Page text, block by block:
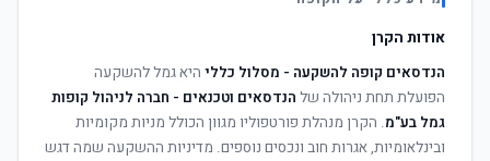
אודות הקרן
הנדסאים קופה להשקעה - מסלול כללי היא גמל להשקעה
הפועלת תחת ניהולה של הנדסאים וטכנאים - חברה לניהול קופות
גמל בע"מ. הקרן מנהלת פורטפוליו מגוון הכולל מניות מקומיות
ובינלאומיות, אגרות חוב ונכסים נוספים. מדיניות ההשקעה שמה דגש